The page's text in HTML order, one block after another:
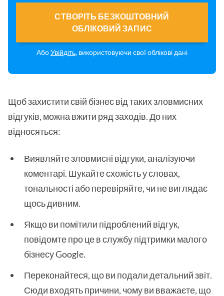
СТВОРІТЬ БЕЗКОШТОВНИЙ
ОБЛІКОВИЙ ЗАПИС
АбоУвійдіть, використовуючи свої облікові дані
Щоб захистити свій бізнес від таких зловмисних
відгуків, можна вжити ряд заходів. До них
відносяться:
Виявляйте зловмисні відгуки, аналізуючи
коментарі. Шукайте схожість у словах,
тональності або перевіряйте, чи не виглядає
щось дивним.
Якщо ви помітили підроблений відгук,
повідомте про це в службу підтримки малого
бізнесу Google.
Переконайтеся, що ви подали детальний звіт.
Сюди входять причини, чому ви вважаєте, що